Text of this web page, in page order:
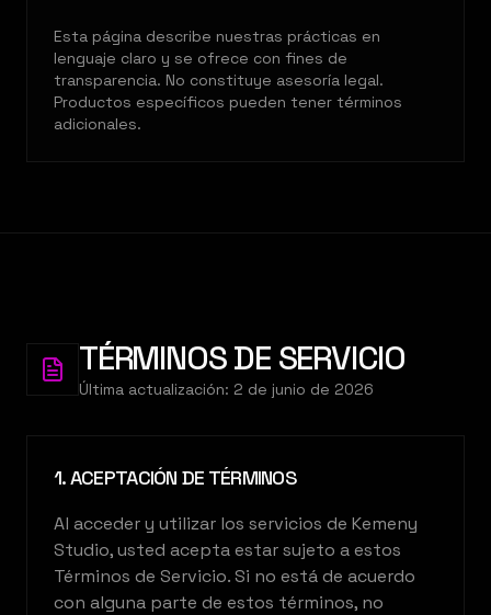
Esta página describe nuestras prácticas en
lenguaje claro y se ofrece con fines de
transparencia. No constituye asesoría legal.
Productos específicos pueden tener términos
adicionales.
TÉRMINOS DE SERVICIO
Última actualización: 2 de junio de 2026
1. ACEPTACIÓN DE TÉRMINOS
Al acceder y utilizar los servicios de Kemeny
Studio, usted acepta estar sujeto a estos
Términos de Servicio. Si no está de acuerdo
con alguna parte de estos términos, no